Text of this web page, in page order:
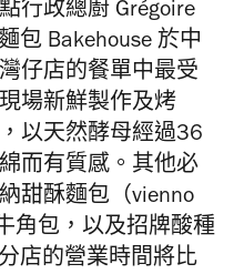
行政總廚 Grégoire
包 Bakehouse 於中
灣仔店的餐單中最受
場新鮮製作及烤
以天然酵母經過36
而有質感。 其他必
甜酥麵包（vienno
角包，以及招牌酸種
店的營業時間將比